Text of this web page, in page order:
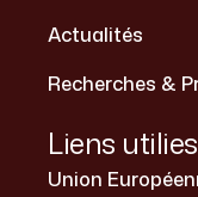
Actualités
Recherches &
Liens utilies
Union